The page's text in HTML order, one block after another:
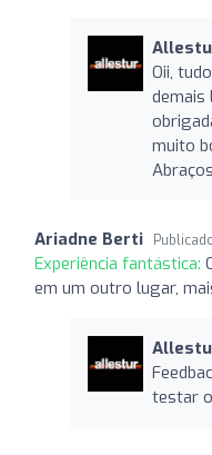
Oii,
demais
muito
Ariadne Berti
Experiência fantástica:
em um outro lugar,
testar